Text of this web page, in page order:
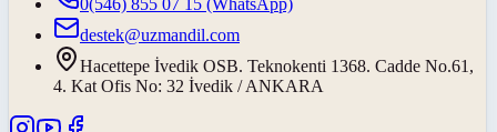
destek@uzmandil.com
Hacettepe İvedik OSB. Teknokenti 1368. Cadde No.61,
4. Kat Ofis No: 32 İvedik / ANKARA